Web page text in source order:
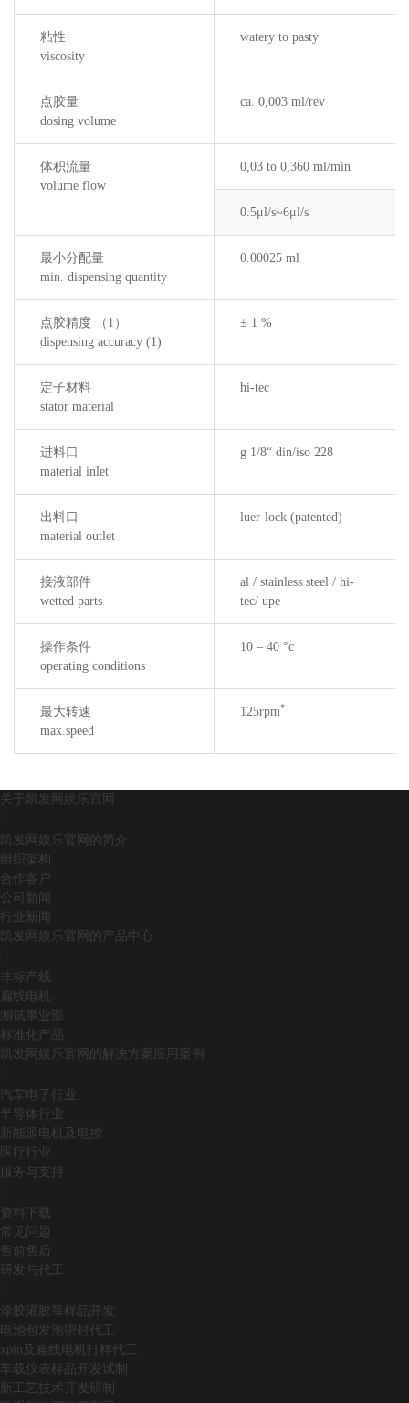
粘性
viscosity
watery to pasty
点胶量
dosing volume
ca. 0,003 ml/rev
体积流量
volume flow
0,03 to 0,360 ml/min
0.5μl/s~6μl/s
最小分配量
min. dispensing quantity
0.00025 ml
点胶精度 （1）
dispensing accuracy (1)
± 1 %
定子材料
stator material
hi-tec
进料口
material inlet
g 1/8“ din/iso 228
出料口
material outlet
luer-lock (patented)
接液部件
wetted parts
al / stainless steel / hi-
tec/ upe
操作条件
operating conditions
10 – 40 °c
最大转速
max.speed
125rpm*
关于凯发网娱乐官网
凯发网娱乐官网的简介
组织架构
合作客户
公司新闻
行业新闻
凯发网娱乐官网的产品中心
非标产线
扁线电机
测试事业部
标准化产品
凯发网娱乐官网的解决方案应用案例
汽车电子行业
半导体行业
新能源电机及电控
医疗行业
服务与支持
资料下载
常见问题
售前售后
研发与代工
涂胶灌胶等样品开发
电池包发泡密封代工
xpin及扁线电机打样代工
车载仪表样品开发试制
新工艺技术开发研制